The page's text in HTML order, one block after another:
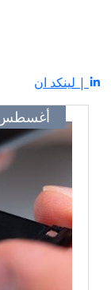
| لينكد ان
أغسطس